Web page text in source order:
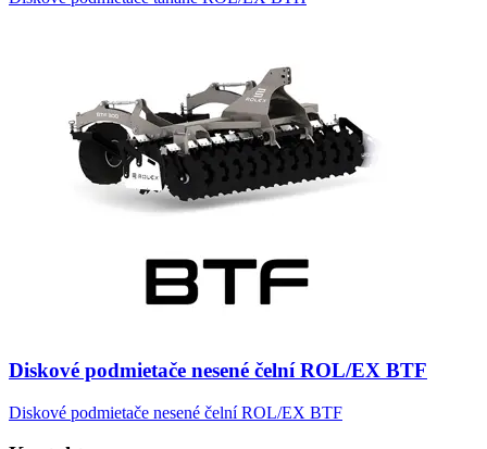
Diskové podmietače nesené čelní ROL/EX BTF
Diskové podmietače nesené čelní ROL/EX BTF